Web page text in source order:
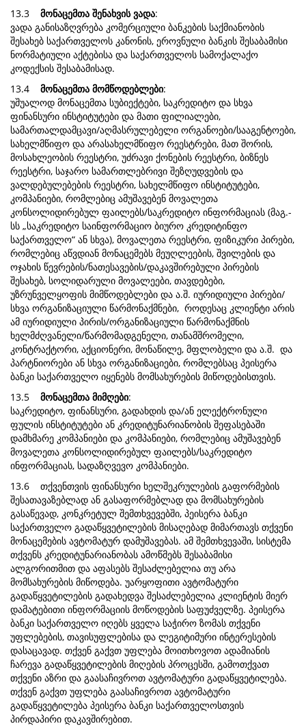
13.3 მონაცემთა შენახვის ვადა:
ვადა განისაზღვრება კომერციული ბანკების საქმიანობის
შესახებ საქართველოს კანონის, ეროვნული ბანკის შესაბამისი
ნორმატიული აქტებისა და საქართველოს სამოქალაქო
კოდექსის შესაბამისად.
13.4 მონაცემთა მომწოდებლები:
უშუალოდ მონაცემთა სუბიექტები, საკრედიტო და სხვა
ფინანსური ინსტიტუტები და მათი ფილიალები,
სამართალდამცავი/აღმასრულებელი ორგანოები/სააგენტოები,
სახელმწიფო და არასახელმწიფო რეესტრები, მათ შორის,
მოსახლეობის რეესტრი, უძრავი ქონების რეესტრი, ბიზნეს
რეესტრი, საჯარო სამართლებრივი შეზღუდვების და
ვალდებულებების რეესტრი, სახელმწიფო ინსტიტუტები,
კომპანიები, რომლებიც ამუშავებენ მოვალეთა
კონსოლიდირებულ ფაილებს/საკრედიტო ინფორმაციას (მაგ.-
სს „საკრედიტო საინფორმაციო ბიურო კრედიტინფო
საქართველო“ ან სხვა), მოვალეთა რეესტრი, ფიზიკური პირები,
რომლებიც აწვდიან მონაცემებს მეუღლეების, შვილების და
ოჯახის წევრების/ნათესავების/დაკავშირებული პირების
შესახებ, სოლიდარული მოვალეები, თავდებები,
უზრუნველყოფის მიმწოდებლები და ა.შ. იურიდიული პირები/
სხვა ორგანიზაციული წარმონაქმნები, როდესაც კლიენტი არის
ამ იურიდიული პირის/ორგანიზაციული წარმონაქმნის
ხელმძღვანელი/წარმომადგენელი, თანამშრომელი,
კონტრაქტორი, აქციონერი, მონაწილე, მფლობელი და ა.შ. და
პარტნიორები ან სხვა ორგანიზაციები, რომლებსაც პეისერა
ბანკი საქართველო იყენებს მომსახურების მიწოდებისთვის.
13.5 მონაცემთა მიმღები:
საკრედიტო, ფინანსური, გადახდის და/ან ელექტრონული
ფულის ინსტიტუტები ან კრედიტუნარიანობის შეფასებაში
დამხმარე კომპანიები და კომპანიები, რომლებიც ამუშავებენ
მოვალეთა კონსოლიდირებულ ფაილებს/საკრედიტო
ინფორმაციას, სადაზღვევო კომპანიები.
13.6 თქვენთვის ფინანსური ხელშეკრულების გაფორმების
შესათავაზებლად ან გასაფორმებლად და მომსახურების
გასაწევად, კონკრეტულ შემთხვევებში, პეისერა ბანკი
საქართველო გადაწყვეტილების მისაღებად მიმართავს თქვენი
მონაცემების ავტომატურ დამუშავებას. ამ შემთხვევაში, სისტემა
თქვენს კრედიტუნარიანობას ამოწმებს შესაბამისი
ალგორითმით და აფასებს შესაძლებელია თუ არა
მომსახურების მიწოდება. უარყოფითი ავტომატური
გადაწყვეტილების გადახედვა შესაძლებელია კლიენტის მიერ
დამატებითი ინფორმაციის მოწოდების საფუძველზე. პეისერა
ბანკი საქართველო იღებს ყველა საჭირო ზომას თქვენი
უფლებების, თავისუფლებისა და ლეგიტიმური ინტერესების
დასაცავად. თქვენ გაქვთ უფლება მოითხოვოთ ადამიანის
ჩარევა გადაწყვეტილების მიღების პროცესში, გამოთქვათ
თქვენი აზრი და გაასაჩივროთ ავტომატური გადაწყვეტილება.
თქვენ გაქვთ უფლება გაასაჩივროთ ავტომატური
გადაწყვეტილება პეისერა ბანკი საქართველოსთვის
პირდაპირი დაკავშირებით.